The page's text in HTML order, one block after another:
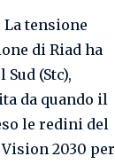
La tensione
di Riad ha
(Stc),
da quando il
le redini del
2030 per